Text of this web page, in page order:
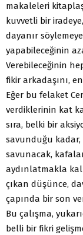
makaleleri
kuvvetli bir
dayanır
yapabileceğinin
Verebileceğinin
fikir arkadaşını,
Eğer bu felaket
verdiklerinin kat
sıra, belki bir
savunduğu kadar,
savunacak,
aydınlatmakla
çıkan düşünce,
çapında bir son
Bu çalışma,
belli bir fikri